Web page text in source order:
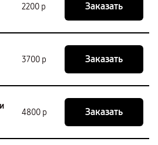
2200 р Заказать
3700 р Заказать
4800 р Заказать